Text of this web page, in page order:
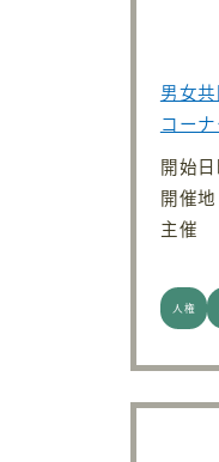
男女
コー
開始
開催地
主催
人権